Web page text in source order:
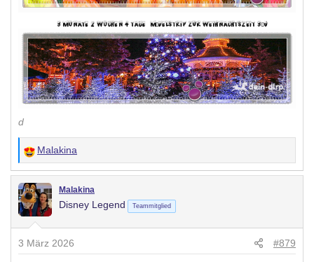
d
W
e
r
t
n
g
Malakina
Malakina
Disney Legend Teammitglied
3 März 2026 #879